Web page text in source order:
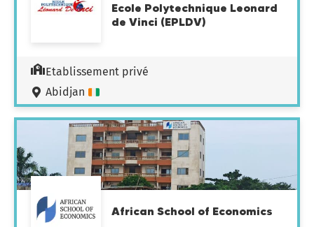
Ecole Polytechnique Leonard
de Vinci (EPLDV)
Etablissement privé
Abidjan
African School of Economics